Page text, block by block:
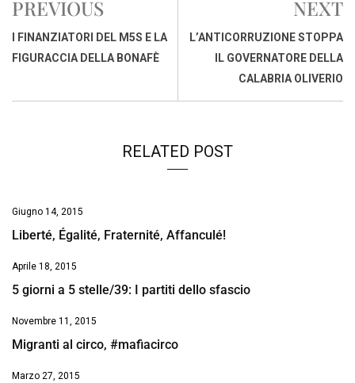
b
o
o
s
A
p
d
I
d
s
i
PREVIOUS
I FINANZIATORI DEL M5S E LA
FIGURACCIA DELLA BONAFÈ
NEXT
L’ANTICORRUZIONE STOPPA
IL GOVERNATORE DELLA
CALABRIA OLIVERIO
RELATED POST
Giugno 14, 2015
Liberté, Égalité, Fraternité, Affanculé!
Aprile 18, 2015
5 giorni a 5 stelle/39: I partiti dello sfascio
Novembre 11, 2015
Migranti al circo, #mafiacirco
Marzo 27, 2015